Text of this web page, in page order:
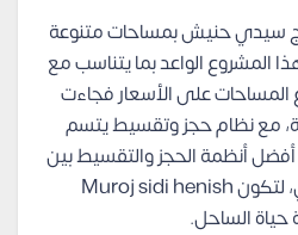
سيدي حنيش بمساحات متنوعة
المشروع الواعد بما يتناسب مع
المساحات على الأسعار فجاءت
مع نظام حجز وتقسيط يتسم
أنظمة الحجز والتقسيط بين
مشروعات الساحل الشمالي، لتكون Muroj sidi henish
حياة الساحل.